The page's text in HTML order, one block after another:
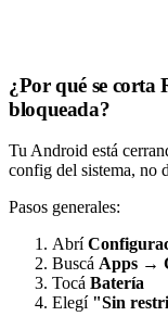
¿Por qué se corta
bloqueada?
Tu Android está
config del sistema, no
Pasos generales:
Abrí
Buscá Apps →
Tocá Batería
Elegí "Sin